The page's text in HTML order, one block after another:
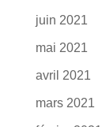
juin 2021
mai 2021
avril 2021
mars 2021